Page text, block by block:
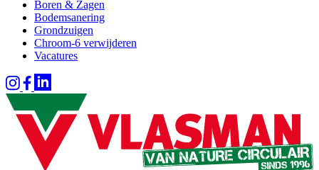
Boren & Zagen
Bodemsanering
Grondzuigen
Chroom-6 verwijderen
Vacatures